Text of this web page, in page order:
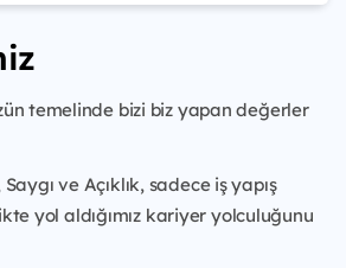
temelinde bizi biz yapan değerler
ve Açıklık, sadece iş yapış
yol aldığımız kariyer yolculuğunu